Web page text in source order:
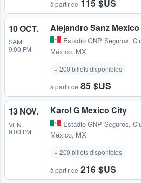
à partir de 115 $US
10 OCT.
SAM.
9:00 PM
Alejandro Sanz
Estadio GNP Seguros,
México, MX
+ 200 billets disponibles
à partir de 85 $US
13 NOV.
VEN.
9:00 PM
Karol G Mexico City
Estadio GNP Seguros,
México, MX
+ 200 billets disponibles
à partir de 216 $US